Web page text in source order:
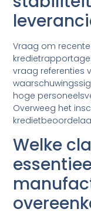
Vraag om
vraag referenties
hoge
Overweeg het
Welke